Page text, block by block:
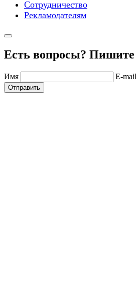
Сотрудничество
Рекламодателям
Есть вопросы?
Имя E-mail